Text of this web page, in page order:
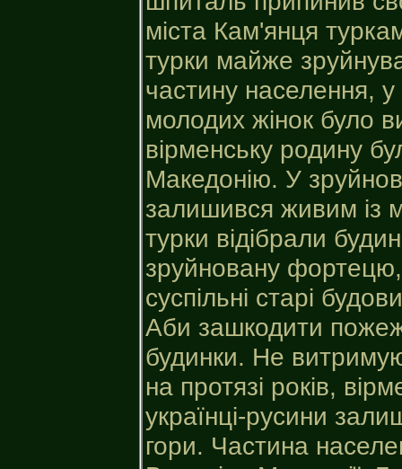
міста Кам'янця
турки майже
частину населення, у
молодих жінок було
вірменську родину
Македонію. У
залишився живим із
турки відібрали
зруйновану
суспільні старі
Аби зашкодити
будинки. Не
на протязі років,
українці-русини
гори. Частина